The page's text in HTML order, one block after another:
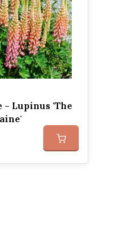
- Lupinus 'The